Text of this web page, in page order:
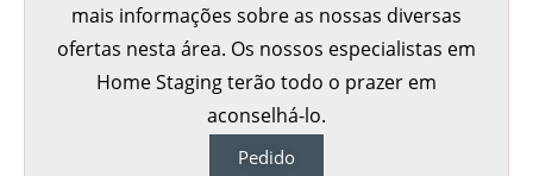
mais informações sobre as nossas diversas
ofertas nesta área. Os nossos especialistas em
Home Staging terão todo o prazer em
aconselhá-lo.
Pedido